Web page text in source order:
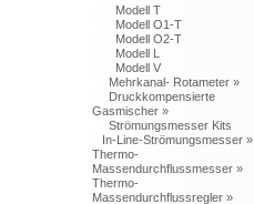
Modell T
Modell O1-T
Modell O2-T
Modell L
Modell V
Mehrkanal- Rotameter »
Druckkompensierte
Gasmischer »
Strömungsmesser Kits
In-Line-Strömungsmesser »
Thermo-
Massendurchflussmesser »
Thermo-
Massendurchflussregler »